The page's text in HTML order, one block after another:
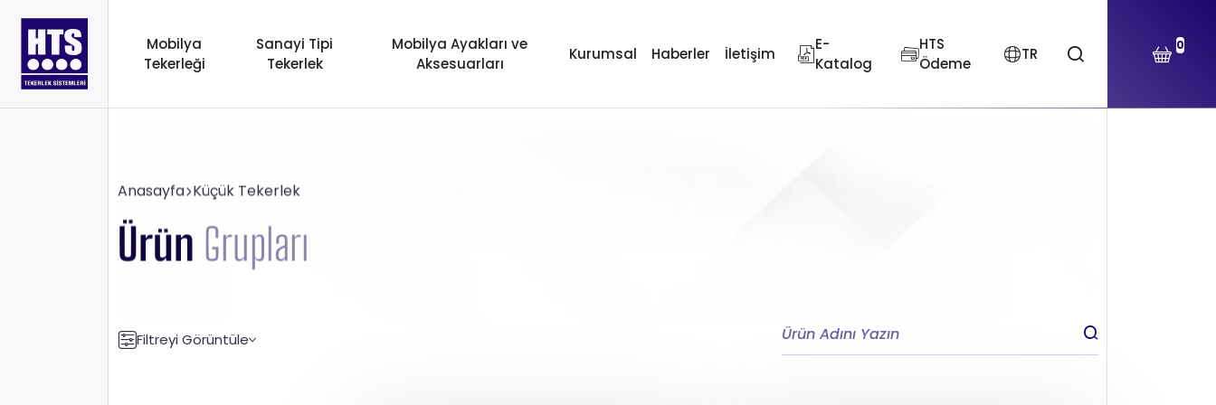
Mobilya
Tekerleği
Sanayi Tipi
Tekerlek
Mobilya Ayakları ve
Aksesuarları
Kurumsal Haberler İletişim
E-
Katalog
HTS
Ödeme
TR 0
Anasayfa Küçük Tekerlek
Ürün Grupları
Filtreyi Görüntüle